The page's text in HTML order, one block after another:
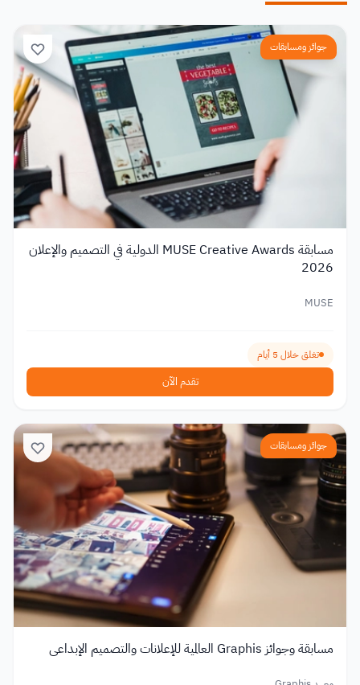
جوائز ومسابقات
مسابقة MUSE Creative Awards الدولية في التصميم والإعلان
2026
MUSE
تغلق خلال 5 أيام
تقدم الآن
جوائز ومسابقات
مسابقة وجوائز Graphis العالمية للإعلانات والتصميم الإبداعي